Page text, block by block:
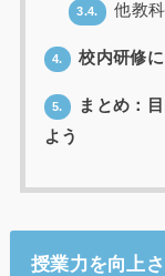
3.4. 他教
4. 校内研修
5.
まとめ：
よう
授業力を向上